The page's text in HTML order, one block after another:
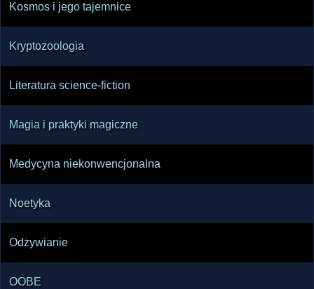
Kosmos i jego tajemnice
Kryptozoologia
Literatura science-fiction
Magia i praktyki magiczne
Medycyna niekonwencjonalna
Noetyka
Odżywianie
OOBE